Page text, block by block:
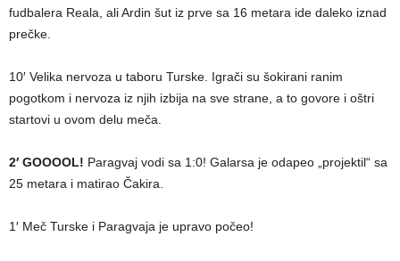
fudbalera Reala, ali Ardin šut iz prve sa 16 metara ide daleko iznad
prečke.
10′ Velika nervoza u taboru Turske. Igrači su šokirani ranim
pogotkom i nervoza iz njih izbija na sve strane, a to govore i oštri
startovi u ovom delu meča.
2′ GOOOOL! Paragvaj vodi sa 1:0! Galarsa je odapeo „projektil“ sa
25 metara i matirao Čakira.
1′ Meč Turske i Paragvaja je upravo počeo!